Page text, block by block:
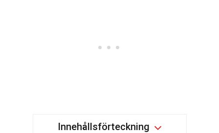
Innehållsförteckning